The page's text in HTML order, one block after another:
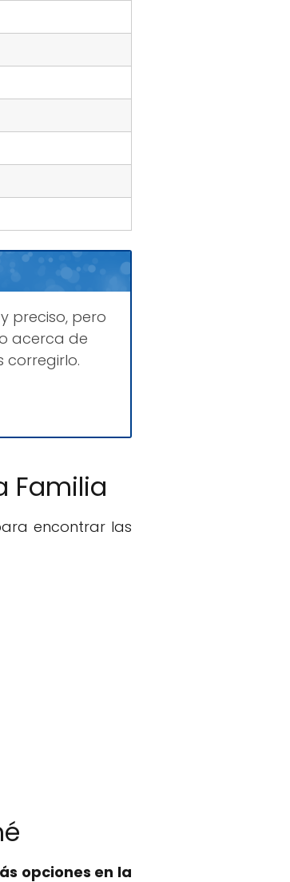
preciso, pero
acerca de
corregirlo.
Familia
encontrar las
opciones en la